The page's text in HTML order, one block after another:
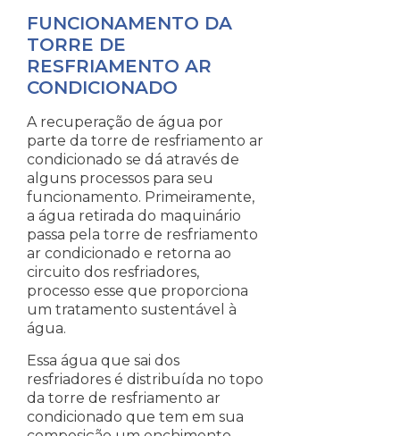
FUNCIONAMENTO DA
TORRE DE
RESFRIAMENTO AR
CONDICIONADO
A recuperação de água por
parte da torre de resfriamento ar
condicionado se dá através de
alguns processos para seu
funcionamento. Primeiramente,
a água retirada do maquinário
passa pela torre de resfriamento
ar condicionado e retorna ao
circuito dos resfriadores,
processo esse que proporciona
um tratamento sustentável à
água.
Essa água que sai dos
resfriadores é distribuída no topo
da torre de resfriamento ar
condicionado que tem em sua